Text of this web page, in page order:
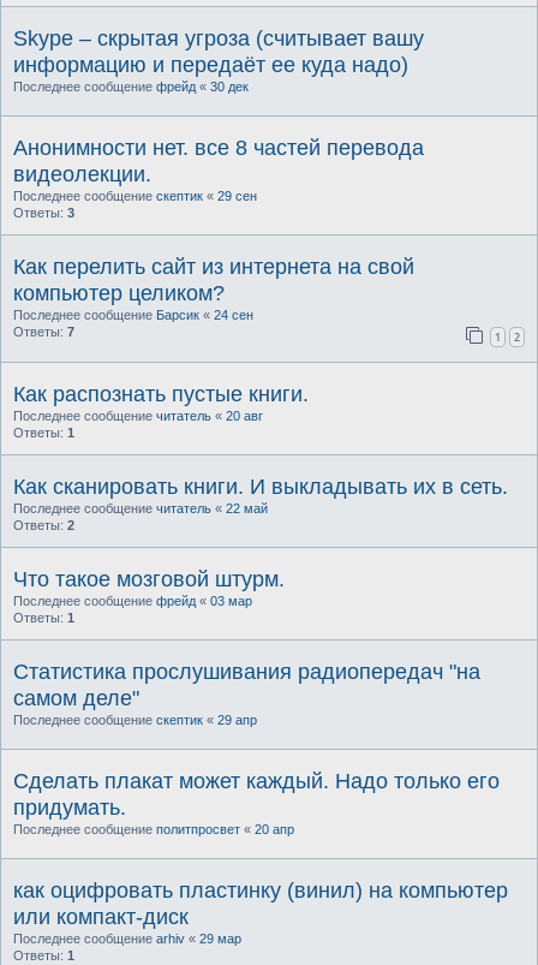
Skype – скрытая угроза (считывает вашу
информацию и передаёт ее куда надо)
Последнее сообщение фрейд « 30 дек
Анонимности нет. все 8 частей перевода
видеолекции.
Последнее сообщение скептик « 29 сен
Ответы: 3
Как перелить сайт из интернета на свой
компьютер целиком?
Последнее сообщение Барсик « 24 сен
Ответы: 7 1 2
Как распознать пустые книги.
Последнее сообщение читатель « 20 авг
Ответы: 1
Как сканировать книги. И выкладывать их в сеть.
Последнее сообщение читатель « 22 май
Ответы: 2
Что такое мозговой штурм.
Последнее сообщение фрейд « 03 мар
Ответы: 1
Статистика прослушивания радиопередач "на
самом деле"
Последнее сообщение скептик « 29 апр
Сделать плакат может каждый. Надо только его
придумать.
Последнее сообщение политпросвет « 20 апр
как оцифровать пластинку (винил) на компьютер
или компакт-диск
Последнее сообщение arhiv « 29 мар
Ответы: 1